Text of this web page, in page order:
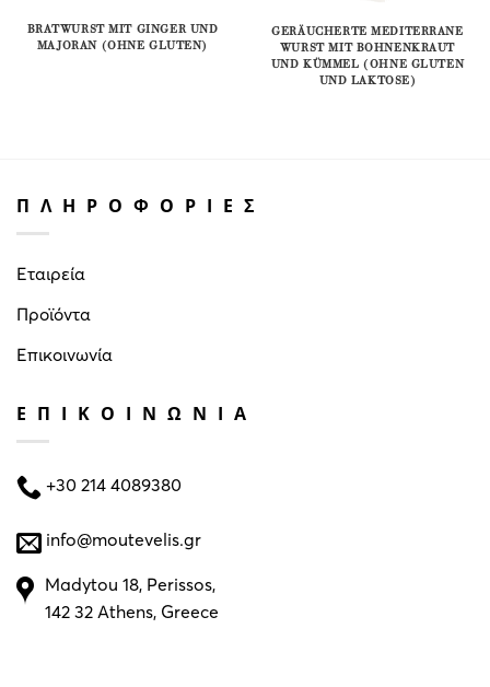
BRATWURST MIT GINGER UND
MAJORAN (OHNE GLUTEN)
GERÄUCHERTE MEDITERRANE
WURST MIT BOHNENKRAUT
UND KÜMMEL (OHNE GLUTEN
UND LAKTOSE)
ΠΛΗΡΟΦΟΡΙΕΣ
Εταιρεία
Προϊόντα
Επικοινωνία
ΕΠΙΚΟΙΝΩΝΙΑ
+30 214 4089380
info@moutevelis.gr
Madytou 18, Perissos,
142 32 Athens, Greece